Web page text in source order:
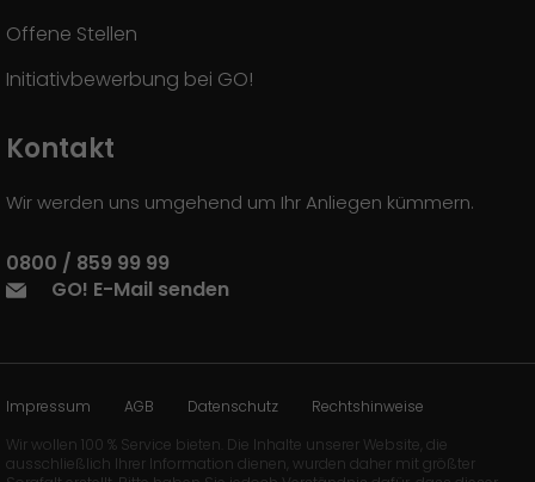
Offene Stellen
Initiativbewerbung bei GO!
Kontakt
Wir werden uns umgehend um Ihr Anliegen kümmern.
0800 / 859 99 99
GO! E-Mail senden
Impressum AGB Datenschutz
Rechtshinweise
Wir wollen 100 % Service bieten. Die Inhalte unserer Website, die
ausschließlich Ihrer Information dienen, wurden daher mit größter